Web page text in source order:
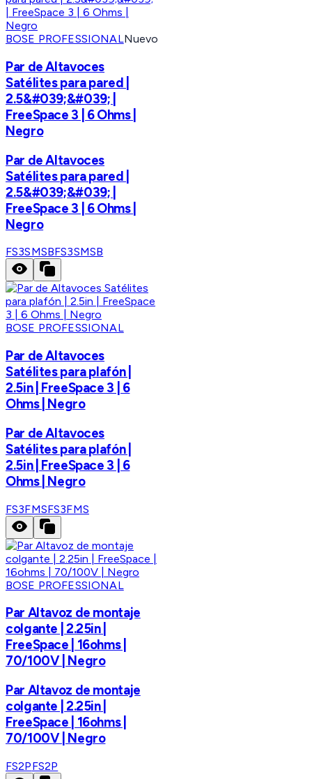
BOSE PROFESSIONALNuevo
Par de Altavoces
Satélites para pared |
2.5&#039;&#039; |
FreeSpace 3 | 6 Ohms |
Negro
Par de Altavoces
Satélites para pared |
2.5&#039;&#039; |
FreeSpace 3 | 6 Ohms |
Negro
FS3SMSBFS3SMSB
BOSE PROFESSIONAL
Par de Altavoces
Satélites para plafón |
2.5in | FreeSpace 3 | 6
Ohms | Negro
Par de Altavoces
Satélites para plafón |
2.5in | FreeSpace 3 | 6
Ohms | Negro
FS3FMSFS3FMS
BOSE PROFESSIONAL
Par Altavoz de montaje
colgante | 2.25in |
FreeSpace | 16ohms |
70/100V | Negro
Par Altavoz de montaje
colgante | 2.25in |
FreeSpace | 16ohms |
70/100V | Negro
FS2PFS2P